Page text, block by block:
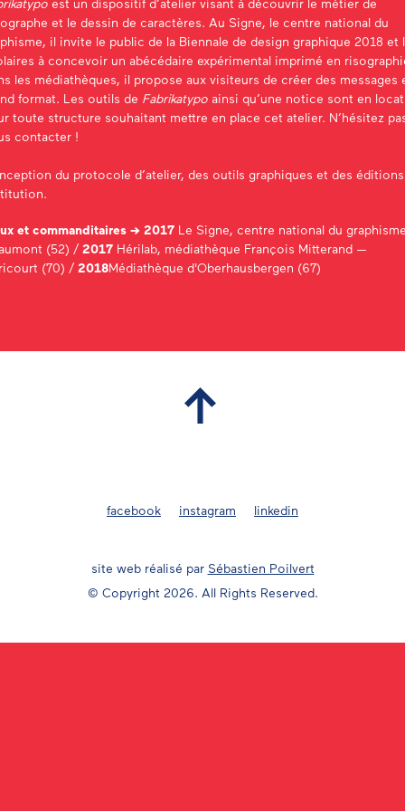
est un dispositif d’atelier visant à découvrir le métier de
et le dessin de caractères. Au Signe, le centre national du
il invite le public de la Biennale de design graphique 2018 et
à concevoir un abécédaire expérimental imprimé en
les médiathèques, il propose aux visiteurs de créer des messages
format. Les outils de Fabrikatypo ainsi qu’une notice sont en
toute structure souhaitant mettre en place cet atelier. N’hésitez
contacter !
du protocole d’atelier, des outils graphiques et des
et commanditaires → 2017 Le Signe, centre national du
(52) / 2017 Hérilab, médiathèque François Mitterand —
(70) / 2018Médiathèque d'Oberhausbergen (67)
facebook instagram linkedin
site web réalisé par Sébastien Poilvert
© Copyright 2026. All Rights Reserved.